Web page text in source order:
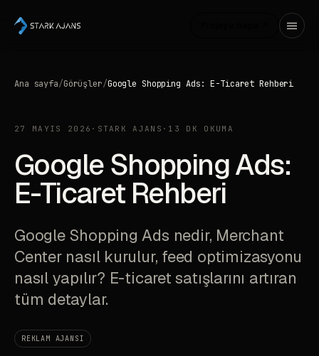
Ana sayfa/Görüşler/Google Shopping Ads: E-Ticaret Rehberi
27 MAYIS 2026 · STARK AJANS · 13 DK OKUMA
Google Shopping Ads:
E-Ticaret Rehberi
Google Shopping Ads nedir, Merchant
Center nasıl kurulur, feed optimizasyonu
nasıl yapılır? E-ticaret satışlarını artıran
tüm detaylar.
REKLAM AJANSI